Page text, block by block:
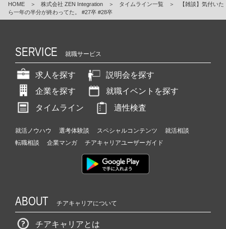
HOME ＞ 株式会社 ZEN Integration ＞ タイムライン一覧 ＞
【雑談】気付いた
ら一年の半分が終わってた。 #27卒 #28卒
SERVICE 就職サービス
求人を探す
説明会を探す
企業を探す
就職イベントを探す
タイムライン
適性検査
就活ノウハウ 選考体験談 スペシャルコンテンツ
就活相談
転職相談
企業マンガ チアキャリアユーザーガイド
ABOUT チアキャリアについて
チアキャリアとは